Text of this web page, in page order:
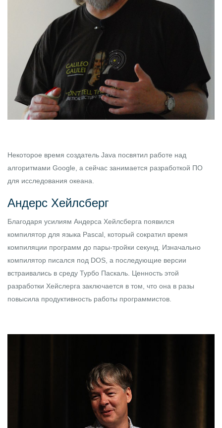
Некоторое время создатель Java посвятил работе над
алгоритмами Google, а сейчас занимается разработкой ПО
для исследования океана.
Андерс Хейлсберг
Благодаря усилиям Андерса Хейлсберга появился
компилятор для языка Pascal, который сократил время
компиляции программ до пары-тройки секунд. Изначально
компилятор писался под DOS, а последующие версии
встраивались в среду Турбо Паскаль. Ценность этой
разработки Хейслерга заключается в том, что она в разы
повысила продуктивность работы программистов.